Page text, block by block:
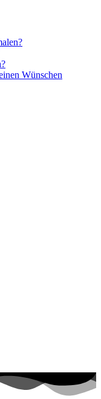
Wünschen